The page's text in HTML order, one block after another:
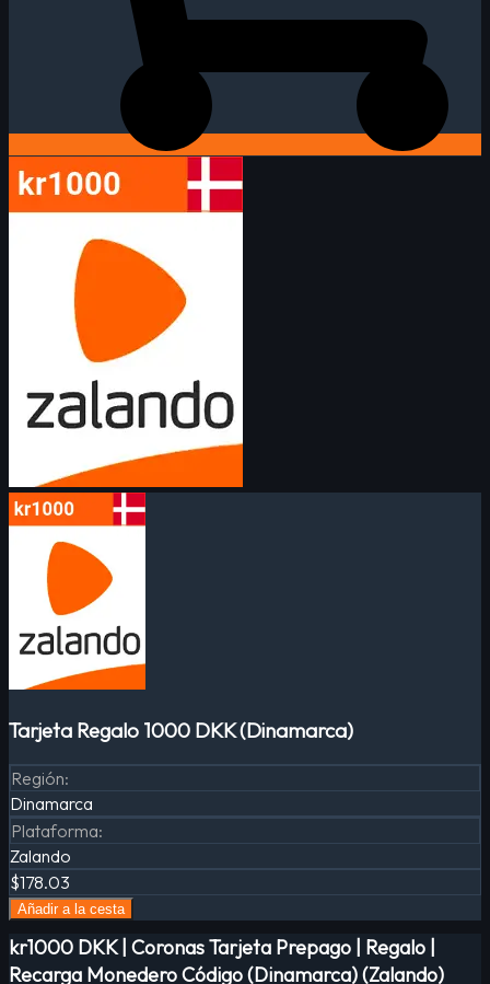
Tarjeta Regalo 1000 DKK (Dinamarca)
Región:
Dinamarca
Plataforma:
Zalando
$178.03
Añadir a la cesta
kr1000 DKK | Coronas Tarjeta Prepago | Regalo |
Recarga Monedero Código (Dinamarca) (Zalando)